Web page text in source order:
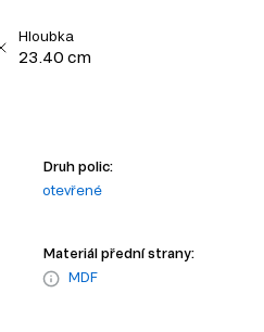
Hloubka
23.40 cm
Druh polic:
otevřené
Materiál přední strany:
MDF